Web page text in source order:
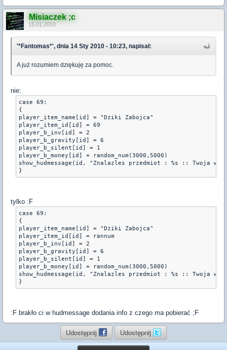
Misiaczek ;c
15.01.2010
'*Fantomas*', dnia 14 Sty 2010 - 10:23, napisał:
A już rozumiem dziękuję za pomoc.
nie:
case 69:
{
player_item_name[id] = "Dziki Zabojca"
player_item_id[id] = 69
player_b_inv[id] = 2
player_b_gravity[id] = 6
player_b_silent[id] = 1
player_b_money[id] = random_num(3000,5000)
show_hudmessage(id, "Znalazles przedmiot : %s :: Twoja
tylko :F
case 69:
{
player_item_name[id] = "Dziki Zabojca"
player_item_id[id] = rannum
player_b_inv[id] = 2
player_b_gravity[id] = 6
player_b_silent[id] = 1
player_b_money[id] = random_num(3000,5000)
show_hudmessage(id, "Znalazles przedmiot : %s :: Twoja
:F brakło ci w hudmessage dodania info z czego ma pobierać ;F
Udostępnij Udostępnij